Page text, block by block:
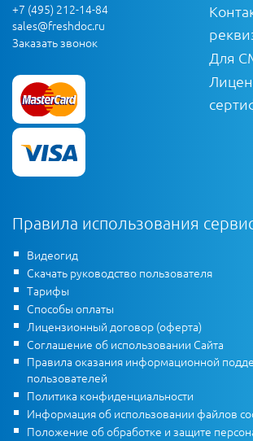
+7 (495) 212-14-84
sales@freshdoc.ru
Заказать звонок
Для
Правила использования
Видеогид
Скачать руководство пользователя
Тарифы
Способы оплаты
Лицензионный договор (оферта)
Соглашение об использовании Сайта
Правила оказания информационной
пользователей
Политика конфиденциальности
Информация об использовании файлов
Положение об обработке и защите